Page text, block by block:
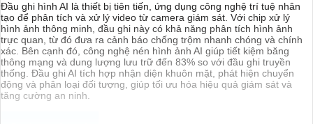
Đầu ghi hình AI là thiết bị tiên tiến, ứng dụng công nghệ trí tuệ nhân
tạo để phân tích và xử lý video từ camera giám sát. Với chip xử lý
hình ảnh thông minh, đầu ghi này có khả năng phân tích hình ảnh
trực quan, từ đó đưa ra cảnh báo chống trộm nhanh chóng và chính
xác. Bên cạnh đó, công nghệ nén hình ảnh AI giúp tiết kiệm băng
thông mạng và dung lượng lưu trữ đến 83% so với đầu ghi truyền
thống. Đầu ghi AI tích hợp nhận diện khuôn mặt, phát hiện chuyển
động và phân loại đối tượng, giúp tối ưu hóa hiệu quả giám sát và
tăng cường an ninh.